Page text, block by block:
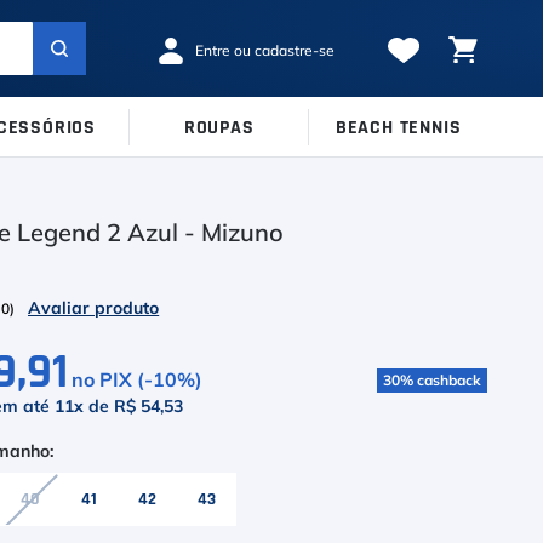
Ver Todos
Inni
Robin Soderling
Wilson
38 39 40
ROUPAS BEACH TENNIS
Legend 2 Azul - Mizuno
0)
no PIX (-10%)
até 11x de R$ 54,53
30% cashback
40 41 42 43